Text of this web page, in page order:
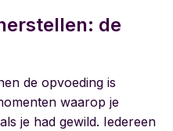
de
de opvoeding is
waarop je
je had gewild. Iedereen